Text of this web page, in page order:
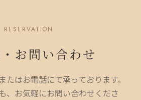
RESERVATION
お問い合わせ
たはお電話にて承っております。
、お気軽にお問い合わせくださ